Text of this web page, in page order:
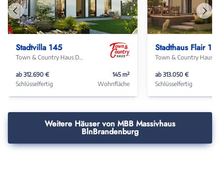
Stadtvilla 145
Town & Country Haus Deutschland
ab 312.690 €
Schlüsselfertig
145 m²
Wohnfläche
ab 313.050 €
Schlüsselfertig
Vorheriges
Haus
Haus
Weitere Häuser von MBB Massivhaus
BlnBrandenburg